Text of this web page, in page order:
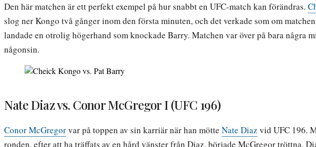
Den här matchen är ett perfekt exempel på hur snabbt en UFC-match kan förändras.
slog ner Kongo två gånger inom den första minuten, och det verkade som om
landade en otrolig högerhand som knockade Barry. Matchen var över på bara några
någonsin.
Nate Diaz vs. Conor McGregor I (UFC 196)
Conor McGregorvar på toppen av sin karriär när han mötte Nate Diaz vid UFC 196.
ronden, efter att ha träffats av en hård vänster från Diaz, började McGregor tröttna.